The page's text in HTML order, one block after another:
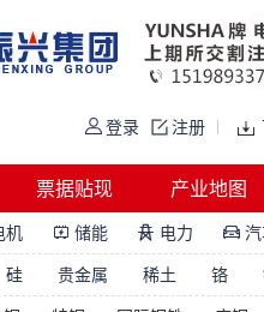
登录 注册
票据贴现 产业地图
机  储能  电力 
硅 贵金属 稀土 铬